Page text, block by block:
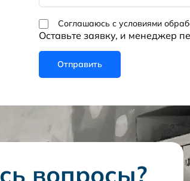
Соглашаюсь с условиями
Оставьте заявку, и менеджер
вопросы?